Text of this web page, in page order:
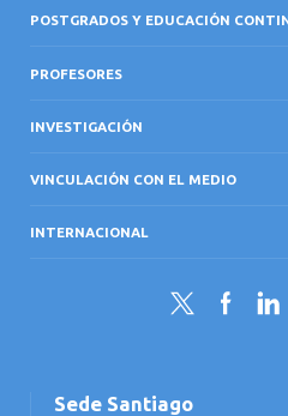
POSTGRADOS Y EDUCACIÓN
PROFESORES
INVESTIGACIÓN
VINCULACIÓN CON EL MEDIO
INTERNACIONAL
Twitter Facebook
Sede Santiago